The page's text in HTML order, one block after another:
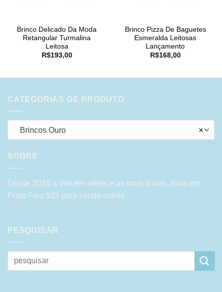
Brinco Delicado Da Moda
Retangular Turmalina
Leitosa
R$193,00
Brinco Pizza De Baguetes
Esmeralda Leitosas
Lançamento
R$168,00
CATEGORIAS DE PRODUTO
×
Brincos Ouro
SOBRE
Desde 2010 a Waufen oferece as mais lindas Joias em
Prata Fina 925 para venda online.
PESQUISAR
Pesquisar
por: